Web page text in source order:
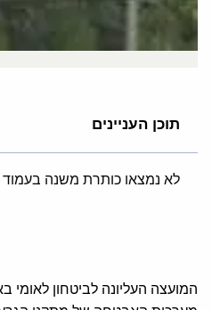
תוכן העניינים
לא נמצאו כותרת משנה בעמוד